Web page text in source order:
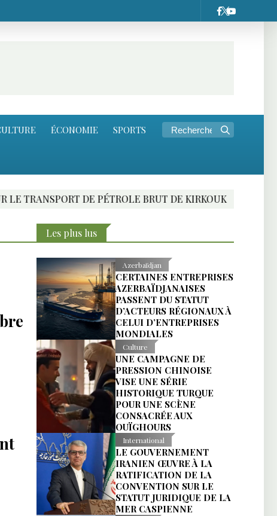
ÉCONOMIE SPORTS
PÉTROLE BRUT DE KIRKOUK RENCONTRE IRAN-
Les plus lus
Azerbaïdjan
CERTAINES ENTREPRISES
AZERBAÏDJANAISES
PASSENT DU STATUT
D’ACTEURS RÉGIONAUX À
CELUI D’ENTREPRISES
MONDIALES
Culture
UNE CAMPAGNE DE
PRESSION CHINOISE
VISE UNE SÉRIE
HISTORIQUE TURQUE
POUR UNE SCÈNE
CONSACRÉE AUX
OUÏGHOURS
International
LE GOUVERNEMENT
IRANIEN ŒUVRE À LA
RATIFICATION DE LA
CONVENTION SUR LE
STATUT JURIDIQUE DE LA
MER CASPIENNE